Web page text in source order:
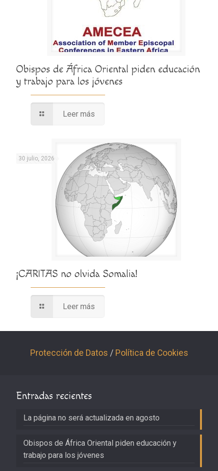
Obispos de África Oriental piden educación
y trabajo para los jóvenes
Leer más
30 julio, 2026
¡CARITAS no olvida Somalia!
Leer más
Protección de Datos / Política de Cookies
Entradas recientes
La página no será actualizada en agosto
Obispos de África Oriental piden educación y
trabajo para los jóvenes